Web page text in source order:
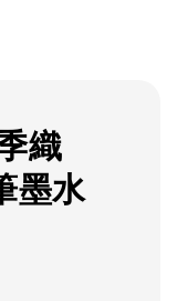
織
墨水